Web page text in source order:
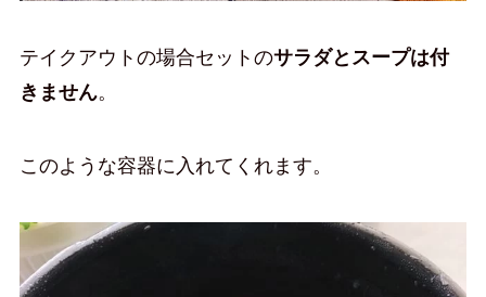
テイクアウトの場合セットのサラダとスープは付
きません。
このような容器に入れてくれます。